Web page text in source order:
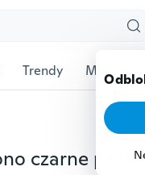
Trendy Moda